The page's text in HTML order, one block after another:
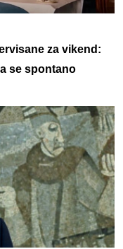
za vikend:
se spontano